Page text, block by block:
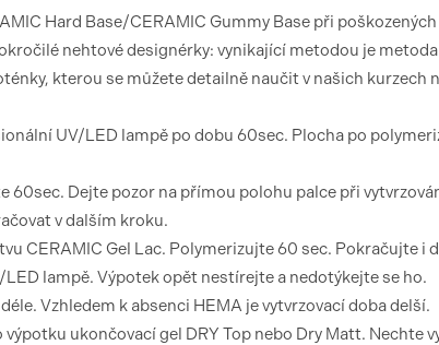
Hard Base/CERAMIC Gummy Base při poškozených
nehtové designérky: vynikající metodou je metoda
kterou se můžete detailně naučit v našich kurzech
UV/LED lampě po dobu 60sec. Plocha po
60sec. Dejte pozor na přímou polohu palce při
v dalším kroku.
CERAMIC Gel Lac. Polymerizujte 60 sec. Pokračujte i
lampě. Výpotek opět nestírejte a nedotýkejte se ho.
Vzhledem k absenci HEMA je vytvrzovací doba delší.
ukončovací gel DRY Top nebo Dry Matt. Nechte